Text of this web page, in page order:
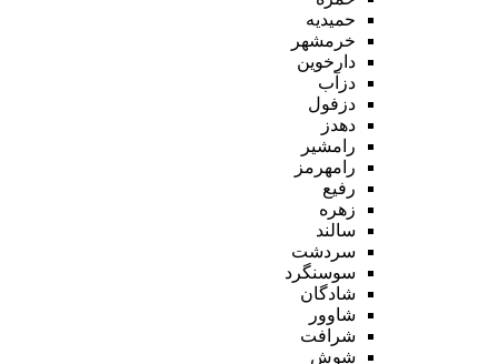
حمیدیه
خرمشهر
دارخوین
دزآب
دزفول
دهدز
رامشیر
رامهرمز
رفیع
زهره
سالند
سردشت
سوسنگرد
شادگان
شاوور
شرافت
شوش